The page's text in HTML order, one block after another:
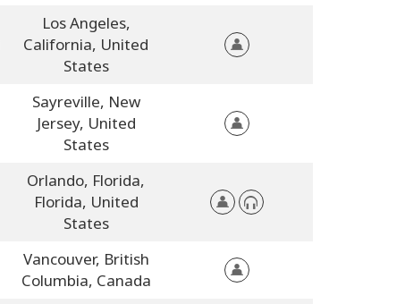
Los Angeles,
California, United
States
Sayreville, New
Jersey, United
States
Orlando, Florida,
Florida, United
States
Vancouver, British
Columbia, Canada